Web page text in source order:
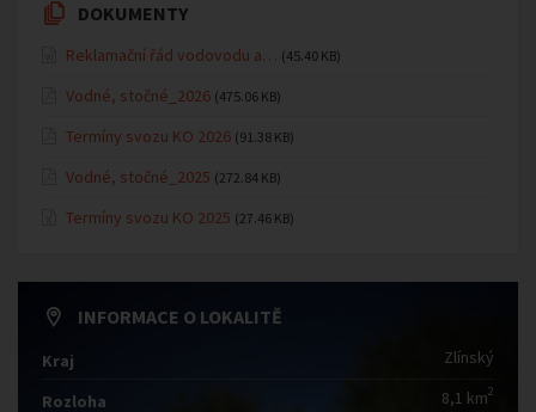
DOKUMENTY
Reklamační řád vodovodu a… (45.40 KB)
Vodné, stočné_2026 (475.06 KB)
Termíny svozu KO 2026 (91.38 KB)
Vodné, stočné_2025 (272.84 KB)
Termíny svozu KO 2025 (27.46 KB)
INFORMACE O LOKALITĚ
Kraj Zlínský
Rozloha 8,1 km2